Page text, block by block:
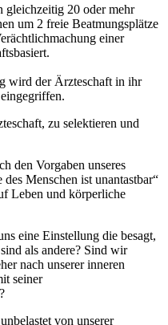
gleichzeitig 20 oder mehr
um 2 freie Beatmungsplätze
einer
wird der Ärzteschaft in ihr
zu selektieren und
den Vorgaben unseres
Menschen ist unantastbar“
Leben und körperliche
eine Einstellung die besagt,
als andere? Sind wir
nach unserer inneren
seiner
von unserer